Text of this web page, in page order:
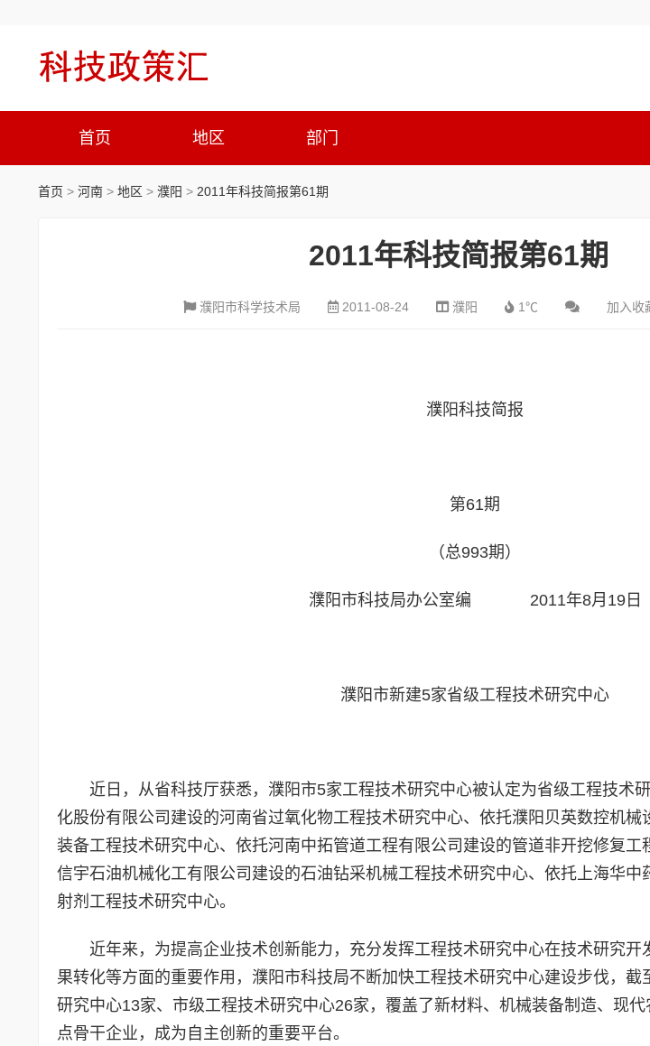
首页 地区 部门
首页 > 河南 > 地区 > 濮阳 > 2011年科技简报第61期
2011年科技简报第61期
濮阳市科学技术局 2011-08-24 濮阳 1℃ 加入收
濮阳科技简报
第61期
（总993期）
濮阳市科技局办公室编 2011年8月19日
濮阳市新建5家省级工程技术研究中心
近日，从省科技厅获悉，濮阳市5家工程技术研究中心被认定为省级工程技术
化股份有限公司建设的河南省过氧化物工程技术研究中心、依托濮阳贝英数控机械
装备工程技术研究中心、依托河南中拓管道工程有限公司建设的管道非开挖修复工
信宇石油机械化工有限公司建设的石油钻采机械工程技术研究中心、依托上海华中
射剂工程技术研究中心。
近年来，为提高企业技术创新能力，充分发挥工程技术研究中心在技术研究
果转化等方面的重要作用，濮阳市科技局不断加快工程技术研究中心建设步伐，截
研究中心13家、市级工程技术研究中心26家，覆盖了新材料、机械装备制造、现
点骨干企业，成为自主创新的重要平台。